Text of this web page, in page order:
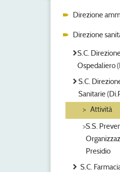
Direzione
Direzione
S.C.
Ospedaliero
S.C.
Sanitarie
Attività
S.S.
Presidio
S.C.